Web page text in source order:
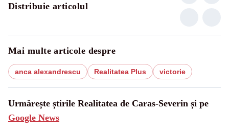
Distribuie articolul
Mai multe articole despre
anca alexandrescu Realitatea Plus victorie
Urmărește știrile Realitatea de Caras-Severin și pe
Google News